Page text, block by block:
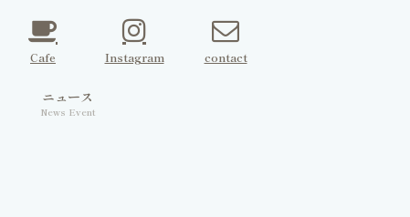
Cafe Instagram contact
ニュース
News Event